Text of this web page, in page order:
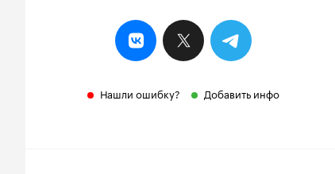
Нашли ошибку? Добавить инфо